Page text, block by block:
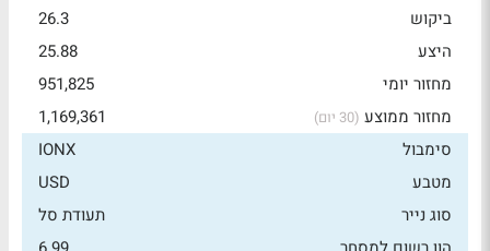
ביקוש
26.3
היצע
25.88
מחזור יומי
951,825
מחזור ממוצע (30 יום)
1,169,361
סימבול
IONX
מטבע
USD
סוג נייר
תעודת סל